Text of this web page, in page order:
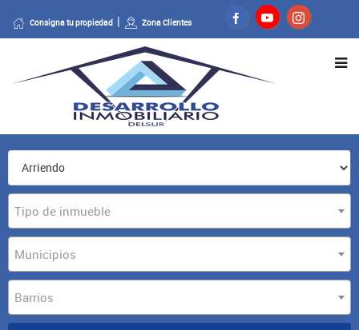
Consigna tu propiedad Zona Clientes
Tipo de inmueble
Municipios
Barrios